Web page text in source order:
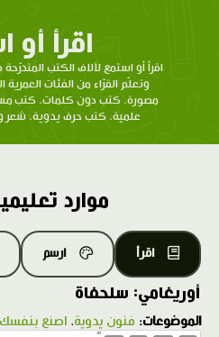
اقرأ أو
اقرأ أو استمع لآلاف الكتب
وتعلّم القرّاء من الفئات
مصورة، كتب دون كلمات، كتب
علمية، كتب حرف يدوية، شعر
موارد
اقرأ ارسم
أوريغامي: سلحفاة
الموضوعات: فنون يدوية، اصنع بنفسك